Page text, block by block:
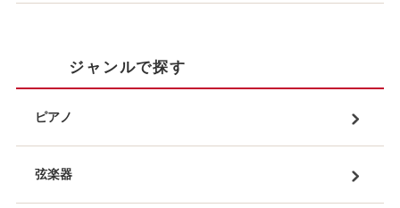
ジャンルで探す
ピアノ
弦楽器